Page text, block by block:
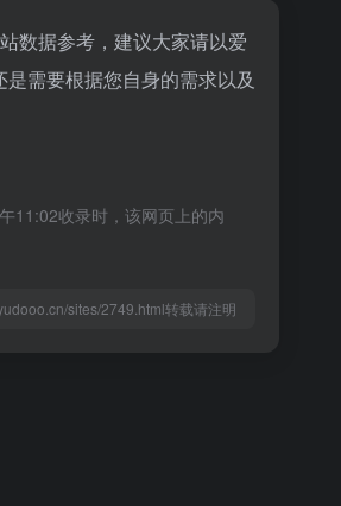
数据参考，建议大家请以爱
需要根据您自身的需求以及
11:02收录时，该网页上的内
sites/2749.html转载请注明